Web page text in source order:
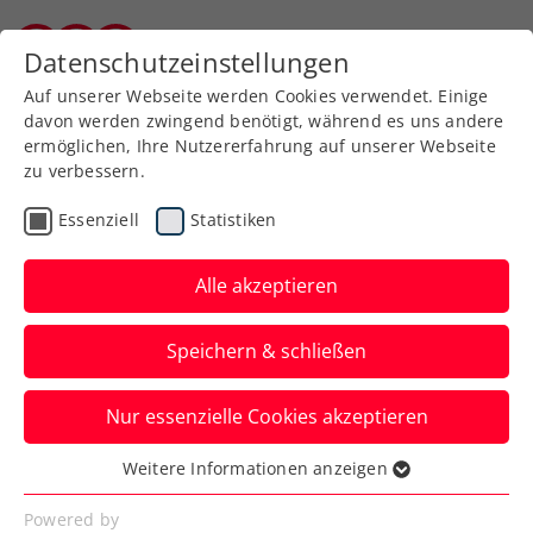
Zurück zur Newsübersicht
Davis Cup
Generali Austria Davis
Cup Team gegen die
Türkei steht fürs Erste
Jurij Rodionov, Filip Misolic, Lukas
Neumayer, Lucas Miedler und Alexander
Erler werden vorläufig nominiert.
Verfasst von: Manuel Wachta, 03.09.2024
Datenschutzeinstellungen
Auf unserer Webseite werden Cookies verwendet. Einige
davon werden zwingend benötigt, während es uns andere
ermöglichen, Ihre Nutzererfahrung auf unserer Webseite
zu verbessern.
Essenziell Statistiken
Alle akzeptieren
Speichern & schließen
Nur essenzielle Cookies akzeptieren
Essenziell
Essenzielle Cookies werden für grundlegende
Weitere Informationen anzeigen
Powered by